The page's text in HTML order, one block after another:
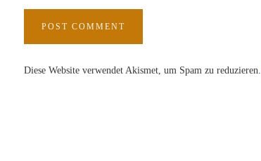
Diese Website verwendet Akismet, um Spam zu reduzieren.